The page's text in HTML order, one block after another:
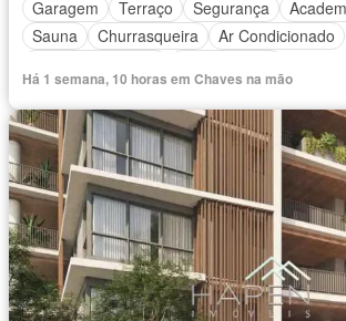
Garagem
Terraço Segurança
Sauna
Churrasqueira
Ar Condicionado
Há 1 semana, 10 horas em Chaves na mão